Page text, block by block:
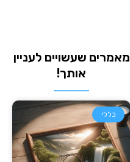
מאמרים שעשויים לעניין
אותך!
כללי